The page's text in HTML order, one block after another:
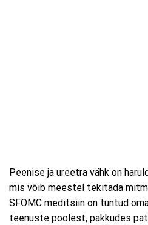
Peenise ja ureetra vähk on
mis võib meestel tekitada
SFOMC meditsiin on tuntud
teenuste poolest, pakkudes